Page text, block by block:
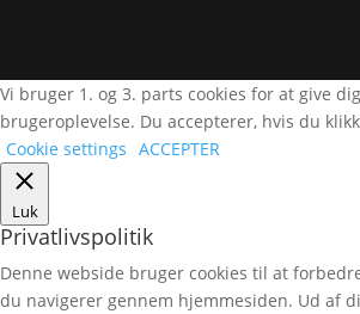
Vi bruger 1. og 3. parts cookies for at give
brugeroplevelse. Du accepterer, hvis du
Cookie settings ACCEPTER
Luk
Privatlivspolitik
Denne webside bruger cookies til at
du navigerer gennem hjemmesiden. Ud af